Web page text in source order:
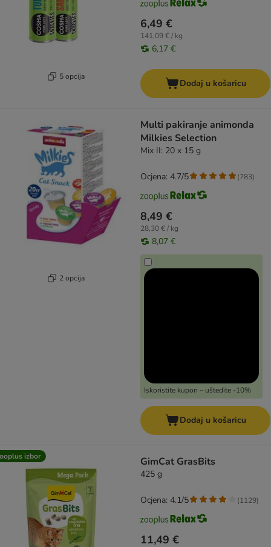
5 opcija
6,49 €
141,09 € / kg
6,17 €
Dodaj u košaricu
2 opcija
Multi pakiranje animonda
Milkies Selection
Mix II: 20 x 15 g
8,49 €
28,30 € / kg
8,07 €
Iskoristite kupon – uštedite -10%
Ocjena: 4.7/5 (783)
Dodaj u košaricu
izbor GimCat GrasBits
425 g
11,49 €
Ocjena: 4.1/5 (1129)